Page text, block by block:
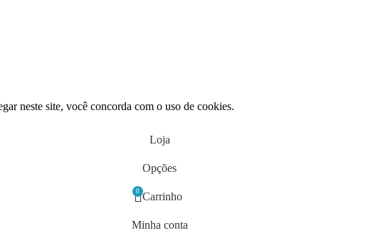
neste site, você concorda com o uso de cookies.
Loja
Opções
0 Carrinho
Minha conta